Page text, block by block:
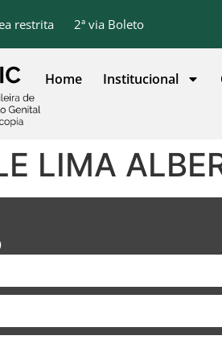
restrita 2ª via Boleto
Home Institucional
LIMA